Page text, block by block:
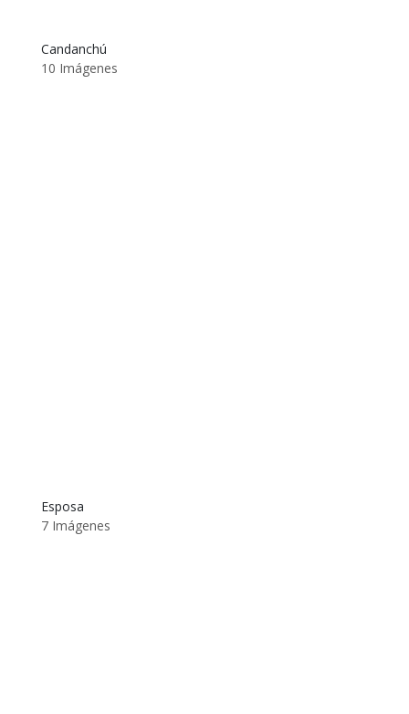
Candanchú
10 Imágenes
Esposa
7 Imágenes